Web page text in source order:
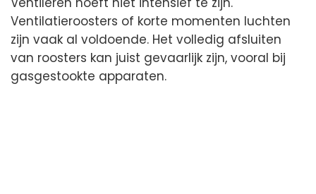
Ventilatieroosters of korte momenten luchten
zijn vaak al voldoende. Het volledig afsluiten
van roosters kan juist gevaarlijk zijn, vooral bij
gasgestookte apparaten.